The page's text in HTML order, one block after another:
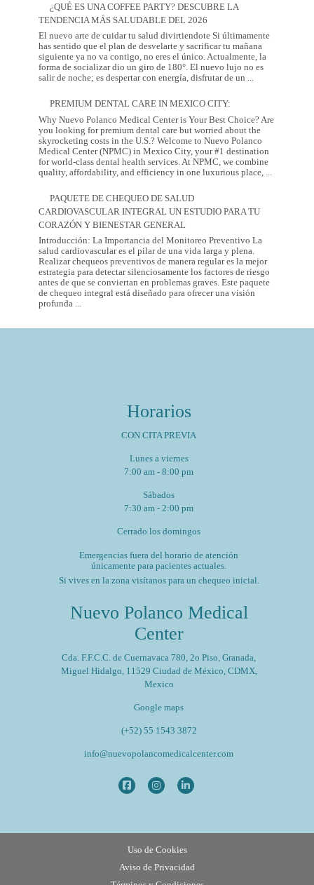
la
Innovación
Occidental
y
la
Tradición
Coreana
¿QUÉ ES UNA COFFEE PARTY? DESCUBRE LA
TENDENCIA MÁS SALUDABLE DEL 2026
El nuevo arte de cuidar tu salud divirtiendote Si últimamente
has sentido que el plan de desvelarte y sacrificar tu mañana
siguiente ya no va contigo, no eres el único. Actualmente, la
forma de socializar dio un giro de 180°. El nuevo lujo no es
salir de noche; es despertar con energía, disfrutar de un ...
Party?
Descubre
la
tendencia
más
saludable
PREMIUM DENTAL CARE IN MEXICO CITY:
Why Nuevo Polanco Medical Center is Your Best Choice? Are
you looking for premium dental care but worried about the
skyrocketing costs in the U.S.? Welcome to Nuevo Polanco
Medical Center (NPMC) in Mexico City, your #1 destination
for world-class dental health services. At NPMC, we combine
quality, affordability, and efficiency in one luxurious place,
PAQUETE DE CHEQUEO DE SALUD
CARDIOVASCULAR INTEGRAL UN ESTUDIO PARA TU
CORAZÓN Y BIENESTAR GENERAL
Introducción: La Importancia del Monitoreo Preventivo La
salud cardiovascular es el pilar de una vida larga y plena.
Realizar chequeos preventivos de manera regular es la mejor
estrategia para detectar silenciosamente los factores de riesgo
antes de que se conviertan en problemas graves. Este paquete
de chequeo integral está diseñado para ofrecer una visión
profunda ...
Horarios
CON CITA PREVIA
Lunes a viernes
7:00 am - 8:00 pm
Sábados
7:30 am - 2:00 pm
Cerrado los domingos
Emergencias fuera del horario de atención
únicamente para pacientes actuales.
Si vives en la zona visítanos para un chequeo inicial.
Nuevo Polanco Medical
Center
Cda. F.F.C.C. de Cuernavaca 780, 2o Piso, Granada,
Miguel Hidalgo, 11529 Ciudad de México, CDMX,
Mexico
Google maps
(+52) 55 1543 3872
info@nuevopolancomedicalcenter.com
Uso de Cookies
Aviso de Privacidad